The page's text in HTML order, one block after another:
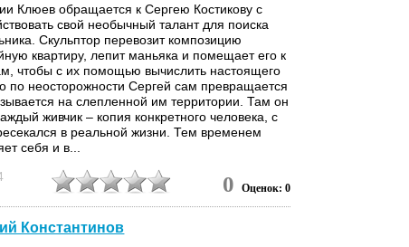
Клюев обращается к Сергею Костикову с
свой необычный талант для поиска
Скульптор перевозит композицию
квартиру, лепит маньяка и помещает его к
чтобы с их помощью вычислить настоящего
по неосторожности Сергей сам превращается
на слепленной им территории. Там он
живчик – копия конкретного человека, с
в реальной жизни. Тем временем
себя и в...
0 Оценок: 0
Константинов